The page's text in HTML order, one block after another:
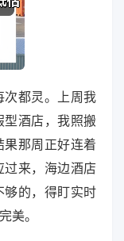
次都灵。上周我
型酒店，我照搬
那周正好连着
来，海边酒店
够的，得盯实时
美。